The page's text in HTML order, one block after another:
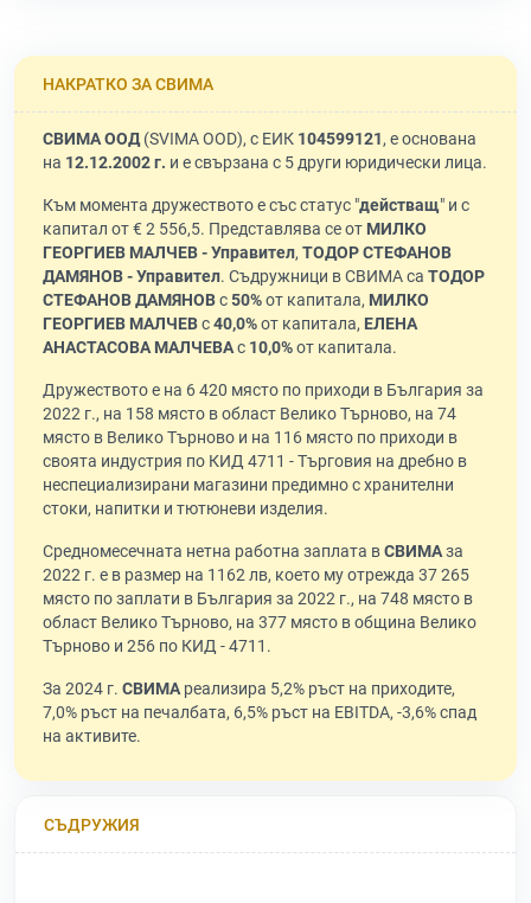
НАКРАТКО ЗА СВИМА
СВИМА ООД(SVIMA OOD), с ЕИК 104599121, е основана
на 12.12.2002 г. и е свързана с 5 други юридически лица.
Към момента дружеството е със статус "действащ" и с
капитал от € 2 556,5. Представлява се от МИЛКО
ГЕОРГИЕВ МАЛЧЕВ - Управител, ТОДОР СТЕФАНОВ
ДАМЯНОВ - Управител. Съдружници в СВИМА са ТОДОР
СТЕФАНОВ ДАМЯНОВс50%от капитала, МИЛКО
ГЕОРГИЕВ МАЛЧЕВс40,0%от капитала, ЕЛЕНА
АНАСТАСОВА МАЛЧЕВАс 10,0%от капитала.
Дружеството е на 6 420 място по приходи в България за
2022 г., на 158 място в област Велико Търново, на 74
място в Велико Търново и на 116 място по приходи в
своята индустрия по КИД 4711 - Търговия на дребно в
неспециализирани магазини предимно с хранителни
стоки, напитки и тютюневи изделия.
Средномесечната нетна работна заплата вСВИМАза
2022 г. е в размер на 1162 лв, което му отрежда 37 265
място по заплати в България за 2022 г., на 748 място в
област Велико Търново, на 377 място в община Велико
Търново и 256 по КИД - 4711.
За 2024 г. СВИМАреализира 5,2% ръст на приходите,
7,0% ръст на печалбата, 6,5% ръст на EBITDA, -3,6% спад
на активите.
СЪДРУЖИЯ